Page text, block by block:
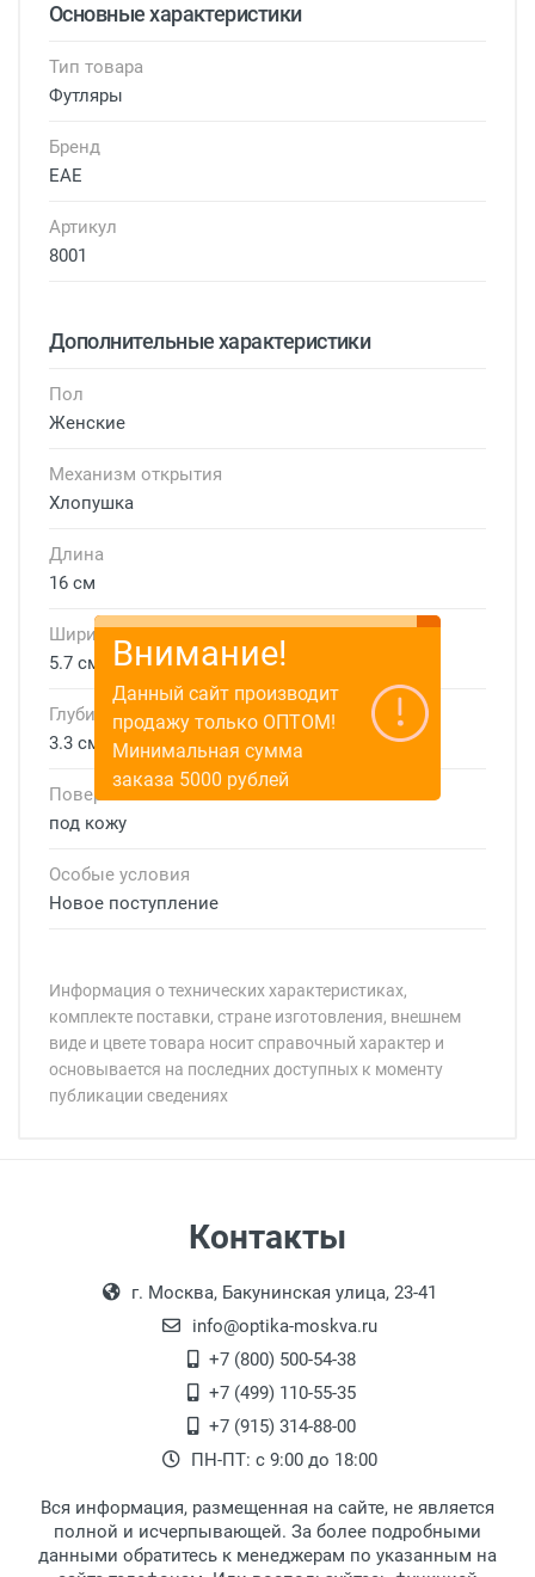
Основные характеристики
Тип товара
Футляры
Бренд
EAE
Артикул
8001
Дополнительные характеристики
Пол
Женские
Механизм открытия
Хлопушка
Длина
16 см
Ширина
5.7 см
Глубина
3.3 см
Поверхность
под кожу
Особые условия
Новое поступление
Информация о технических характеристиках,
комплекте поставки, стране изготовления, внешнем
виде и цвете товара носит справочный характер и
основывается на последних доступных к моменту
публикации сведениях
Самовывоз.
Оплата товара производится
наличными непосредственно на пункте
выдачи товара.
Перечисление средств на расчетный счет.
18:00, по субботам с 11:00 до 15:00, в
офисе по адресу: г. Москва,
Переведеновский переулок 17, корпус 1,
второй этаж, тел. +7 (499) 110-55-35.
После того, как заказ поступает в пункт
выдачи, наш менеджер связывается с
клиентом и оповещает о поступлении
товара.
Для получения товара при себе
обязательно иметь паспорт.
Контакты
г. Москва, Бакунинская улица, 23-41
info@optika-moskva.ru
+7 (800) 500-54-38
+7 (499) 110-55-35
+7 (915) 314-88-00
ПН-ПТ: с 9:00 до 18:00
Вся информация, размещенная на сайте, не является
полной и исчерпывающей. За более подробными
данными обратитесь к менеджерам по указанным на
Внимание!
Данный сайт производит
продажу только ОПТОМ!
Минимальная сумма
заказа 5000 рублей